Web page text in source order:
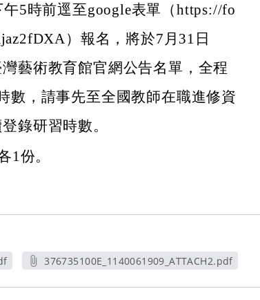
5時前逕至google表單（https://fo
）報名，將於7月31日
灣藝術教育館官網公告名單，全程
數，請事先至全國教師在職進修資
錄研習時數。
1份。
376735100E_1140061909_ATTACH2.pdf